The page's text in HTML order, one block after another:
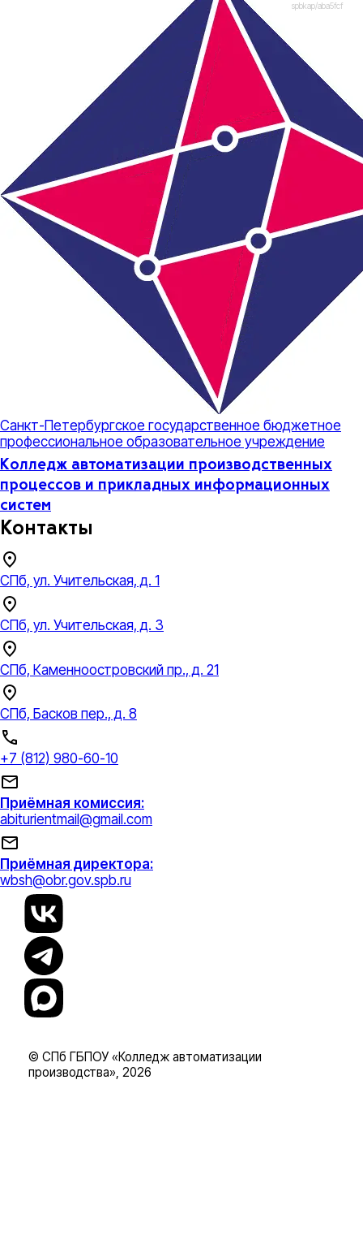
Санкт-Петербургское государственное бюджетное
профессиональное образовательное учреждение
Колледж автоматизации производственных
процессов и прикладных информационных
систем
Контакты
СПб, ул. Учительская, д. 1
СПб, ул. Учительская, д. 3
СПб, Каменноостровский пр., д. 21
СПб, Басков пер., д. 8
+7 (812) 980-60-10
Приёмная комиссия:
abiturientmail@gmail.com
Приёмная директора:
wbsh@obr.gov.spb.ru
spbkap/aba5fcf
© СПб ГБПОУ «Колледж автоматизации
производства», 2026